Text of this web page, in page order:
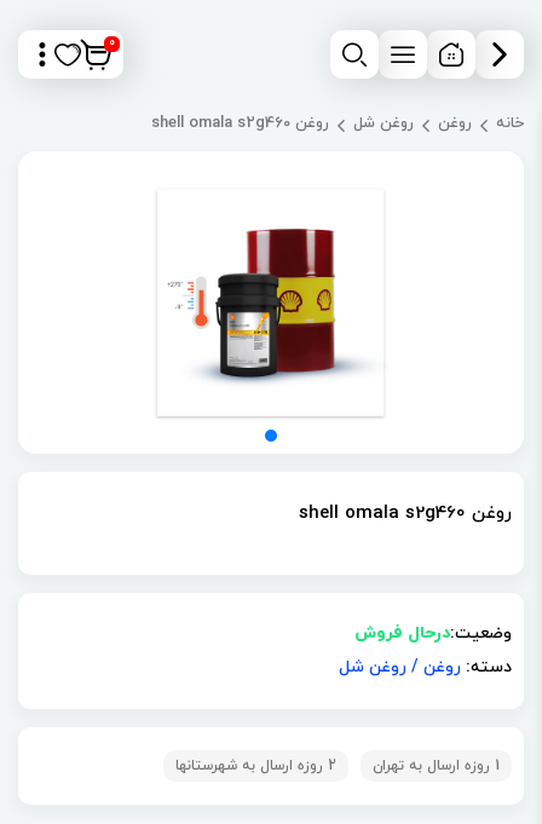
0
خانه روغن روغن شل روغن shell omala s2g460
روغن shell omala s2g460
وضعیت:درحال فروش
دسته: روغن / روغن شل
1 روزه ارسال به تهران 2 روزه ارسال به شهرستانها